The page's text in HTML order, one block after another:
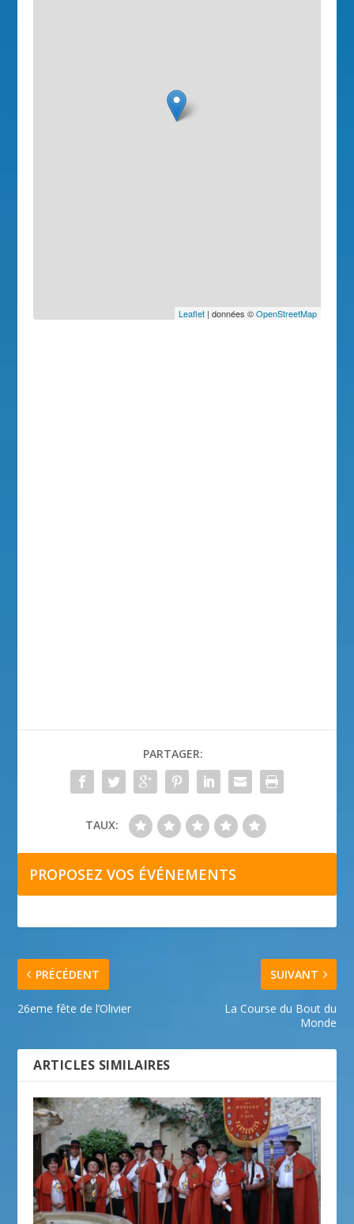
Leaflet| données ©OpenStreetMap
PARTAGER:
TAUX:
PROPOSEZ VOS ÉVÉNEMENTS
PRÉCÉDENT
26eme fête de l’Olivier
SUIVANT
La Course du Bout du
Monde
ARTICLES SIMILAIRES